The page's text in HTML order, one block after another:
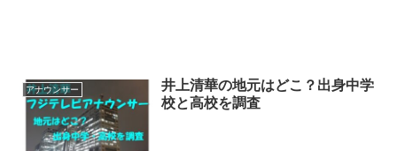
アナウンサー
井上清華の地元はどこ？出身中学
校と高校を調査